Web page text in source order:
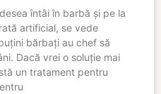
întâi în barbă și pe la
artificial, se vede
bărbați au chef să
Dacă vrei o soluție mai
un tratament pentru